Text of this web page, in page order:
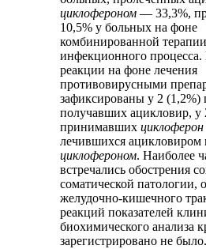
циклофероном — 33,3%,
10,5% у больных на фоне
комбинированной
инфекционного
реакции на фоне лечения
противовирусными
зафиксированы у 2 (1,2%)
получавших ацикловир, у
принимавшихциклоферон
лечившихся ацикловиром
циклофероном. Наиболее
встречались обострения
соматической патологии,
желудочно-кишечного
реакций показателей
биохимического анализа
зарегистрировано не было.